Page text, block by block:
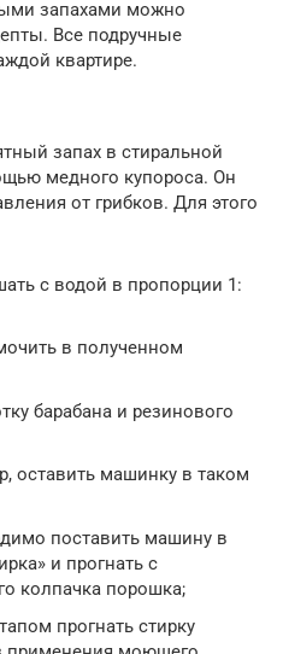
запахами можно
Все подручные
квартире.
запах в стиральной
медного купороса. Он
от грибков. Для этого
с водой в пропорции 1:
в полученном
барабана и резинового
оставить машинку в таком
поставить машину в
и прогнать с
колпачка порошка;
прогнать стирку